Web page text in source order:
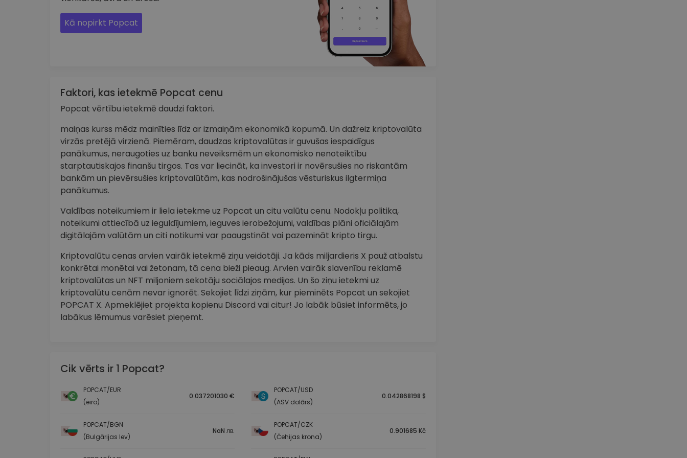
Kā nopirkt Popcat
Faktori, kas ietekmē Popcat cenu
Popcat vērtību ietekmē daudzi faktori.
maiņas kurss mēdz mainīties līdz ar izmaiņām ekonomikā kopumā. Un dažreiz kriptovalūta
virzās pretējā virzienā. Piemēram, daudzas kriptovalūtas ir guvušas iespaidīgus
panākumus, neraugoties uz banku neveiksmēm un ekonomisko nenoteiktību
starptautiskajos finanšu tirgos. Tas var liecināt, ka investori ir novērsušies no riskantām
bankām un pievērsušies kriptovalūtām, kas nodrošinājušas vēsturiskus ilgtermiņa
panākumus.
Valdības noteikumiem ir liela ietekme uz Popcat un citu valūtu cenu. Nodokļu politika,
noteikumi attiecībā uz ieguldījumiem, ieguves ierobežojumi, valdības plāni oficiālajām
digitālajām valūtām un citi notikumi var paaugstināt vai pazemināt kripto tirgu.
Kriptovalūtu cenas arvien vairāk ietekmē ziņu veidotāji. Ja kāds miljardieris X pauž atbalstu
konkrētai monētai vai žetonam, tā cena bieži pieaug. Arvien vairāk slavenību reklamē
kriptovalūtas un NFT miljoniem sekotāju sociālajos medijos. Un šo ziņu ietekmi uz
kriptovalūtu cenām nevar ignorēt. Sekojiet līdzi ziņām, kur pieminēts Popcat un sekojiet
POPCAT X. Apmeklējiet projekta kopienu Discord vai citur! Jo labāk būsiet informēts, jo
labākus lēmumus varēsiet pieņemt.
Cik vērts ir 1 Popcat?
POPCAT/EUR
(eiro)
0.037201030 €
POPCAT/USD
(ASV dolārs)
0.042868198 $
POPCAT/BGN
(Bulgārijas lev)
NaN лв.
POPCAT/CZK
(Čehijas krona)
0.901685 Kč